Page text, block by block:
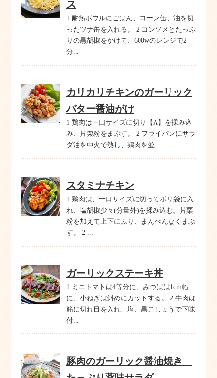
ス
1 耐熱ボウルにごはん、コーン缶、油を切
ったツナ缶を入れる。 2 コンソメとたっぷ
りの黒胡椒をかけて、600wのレンジで2
分...
カリカリチキンのガーリック
バター醤油がけ
1 鶏肉は一口サイズに切り【A】を揉み込
み、片栗粉をまぶす。 2 フライパンにサラ
ダ油を中火で熱し、鶏肉を並...
スタミナチキン
1 鶏肉は、一口サイズに切ってポリ袋に入
れ、塩胡椒少々(分量外)を揉み込む。片栗
粉を加えて上下にふり、まんべんなくまぶ
す。 2 ...
ガーリックステーキ丼
1 ミニトマトは4等分に、みつばは1cm幅
に、小ねぎは斜めにカットする。 2 牛肉は
筋に切れ目を入れ、塩、黒こしょうで下味
付...
豚肉のガーリック醤油焼き